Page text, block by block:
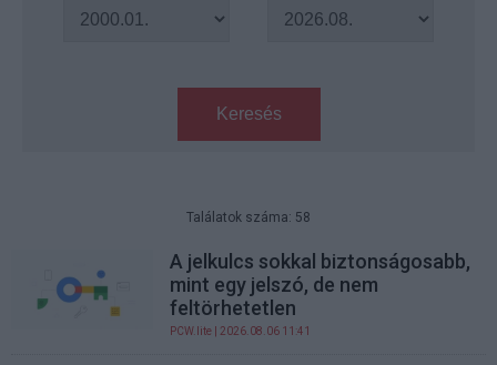
Keresés
Találatok száma: 58
A jelkulcs sokkal biztonságosabb,
mint egy jelszó, de nem
feltörhetetlen
PCW.lite | 2026.08.06 11:41